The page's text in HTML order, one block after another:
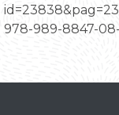
978-989-8847-